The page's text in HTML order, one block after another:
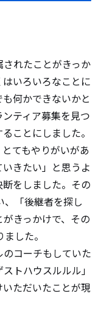
れたことがきっか
いろいろなことに
何かできないかと
ティア募集を見つ
ことにしました。
てもやりがいがあ
きたい」と思うよ
をしました。その
「後継者を探し
きっかけで、その
した。
コーチもしていた
トハウスルルル」
ただいたことが現